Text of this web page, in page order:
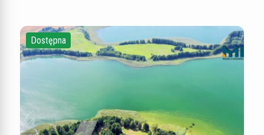
Dostępna